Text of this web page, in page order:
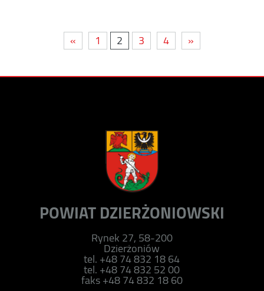
« 1 2 3 4 »
POWIAT DZIERŻONIOWSKI
Rynek 27, 58-200
Dzierżoniów
tel. +48 74 832 18 64
tel. +48 74 832 52 00
faks +48 74 832 18 60